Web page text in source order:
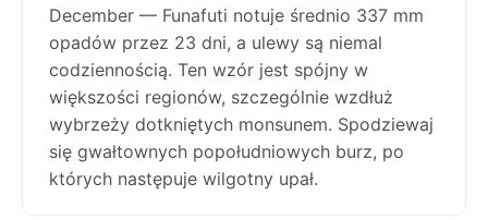
December — Funafuti notuje średnio 337 mm
opadów przez 23 dni, a ulewy są niemal
codziennością. Ten wzór jest spójny w
większości regionów, szczególnie wzdłuż
wybrzeży dotkniętych monsunem. Spodziewaj
się gwałtownych popołudniowych burz, po
których następuje wilgotny upał.